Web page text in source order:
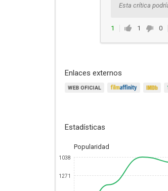
Esta crítica
1 1 0
Enlaces externos
Estadísticas
Popularidad
1038
1271